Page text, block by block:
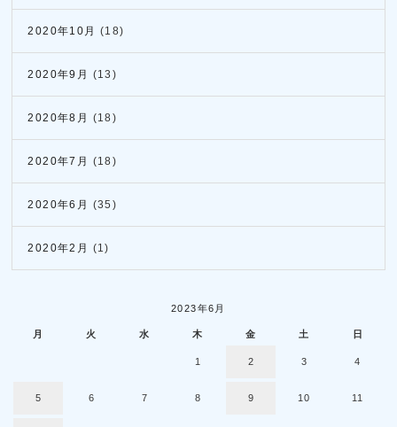
2020年10月 (18)
2020年9月 (13)
2020年8月 (18)
2020年7月 (18)
2020年6月 (35)
2020年2月 (1)
2023年6月
月 火 水 木 金 土 日
1 2 3 4
5 6 7 8 9 10 11